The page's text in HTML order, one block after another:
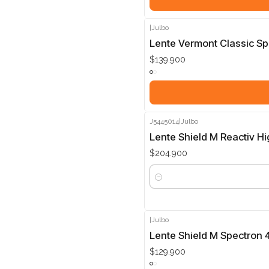
|Julbo
Lente Vermont Classic
$139.900
J5445014 |Julbo
Lente Shield M Reactiv
$204.900
Cantidad
|Julbo
Lente Shield M Spectron
$129.900